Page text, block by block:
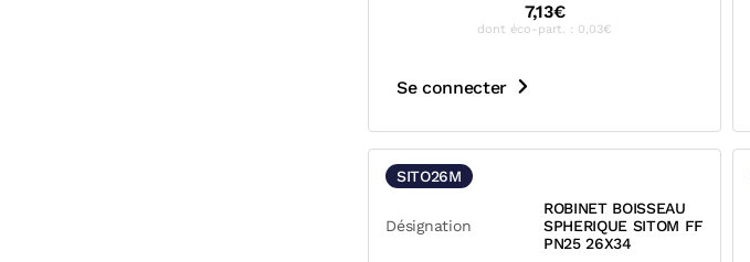
7,13€
dont éco-part. : 0,03€
Se connecter
SITO26M
Désignation
ROBINET BOISSEAU
SPHERIQUE SITOM FF
PN25 26X34